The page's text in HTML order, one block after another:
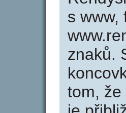
s www,
znaků.
tom, že